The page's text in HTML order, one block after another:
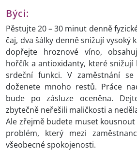
Býci:
Pěstujte 20 – 30 minut denně
čaj, dva šálky denně snižují vysoký
dopřejte hroznové víno,
hořčík a antioxidanty, které snižují
srdeční funkci. V zaměstnání
doženete mnoho restů. Práce
bude po zásluze oceněna.
zbytečně neřešili maličkosti a
Ale zřejmě budete muset kousnout
problém, který mezi
všeobecné spokojenosti.